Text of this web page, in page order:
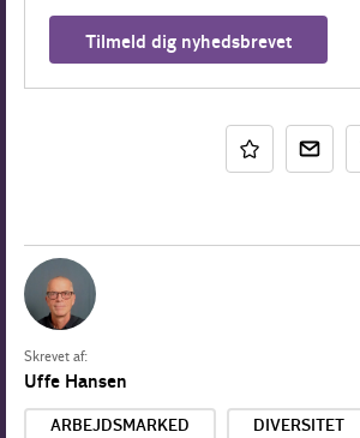
Tilmeld dig nyhedsbrevet
Skrevet af:
Uffe Hansen
ARBEJDSMARKED DIVERSITET